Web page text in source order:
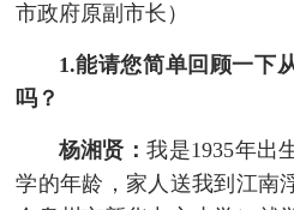
市政府原副市长）
1.能请您简单回顾一下
吗？
杨湘贤：我是1935年出
学的年龄，家人送我到江南